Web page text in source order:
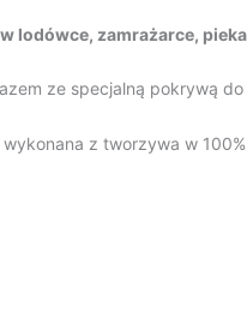
w lodówce, zamrażarce,
ze specjalną pokrywą
z tworzywa w